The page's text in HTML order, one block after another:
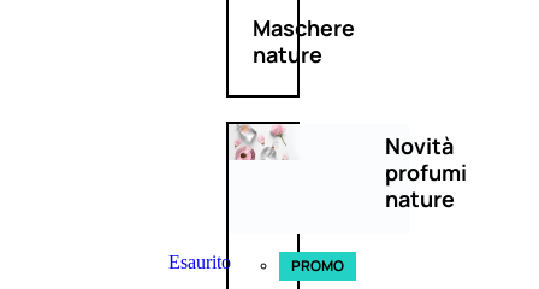
Maschere
nature
Novità
profumi
nature
Esaurito PROMO